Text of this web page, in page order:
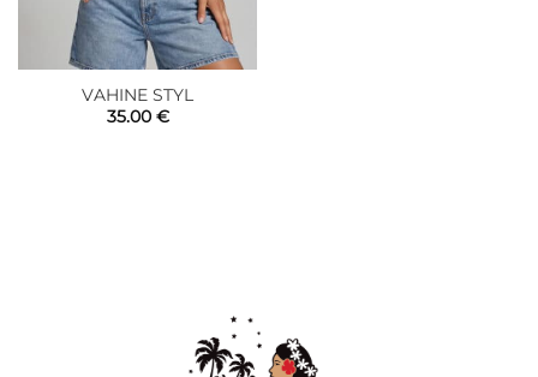
VAHINE STYL
35.00 €